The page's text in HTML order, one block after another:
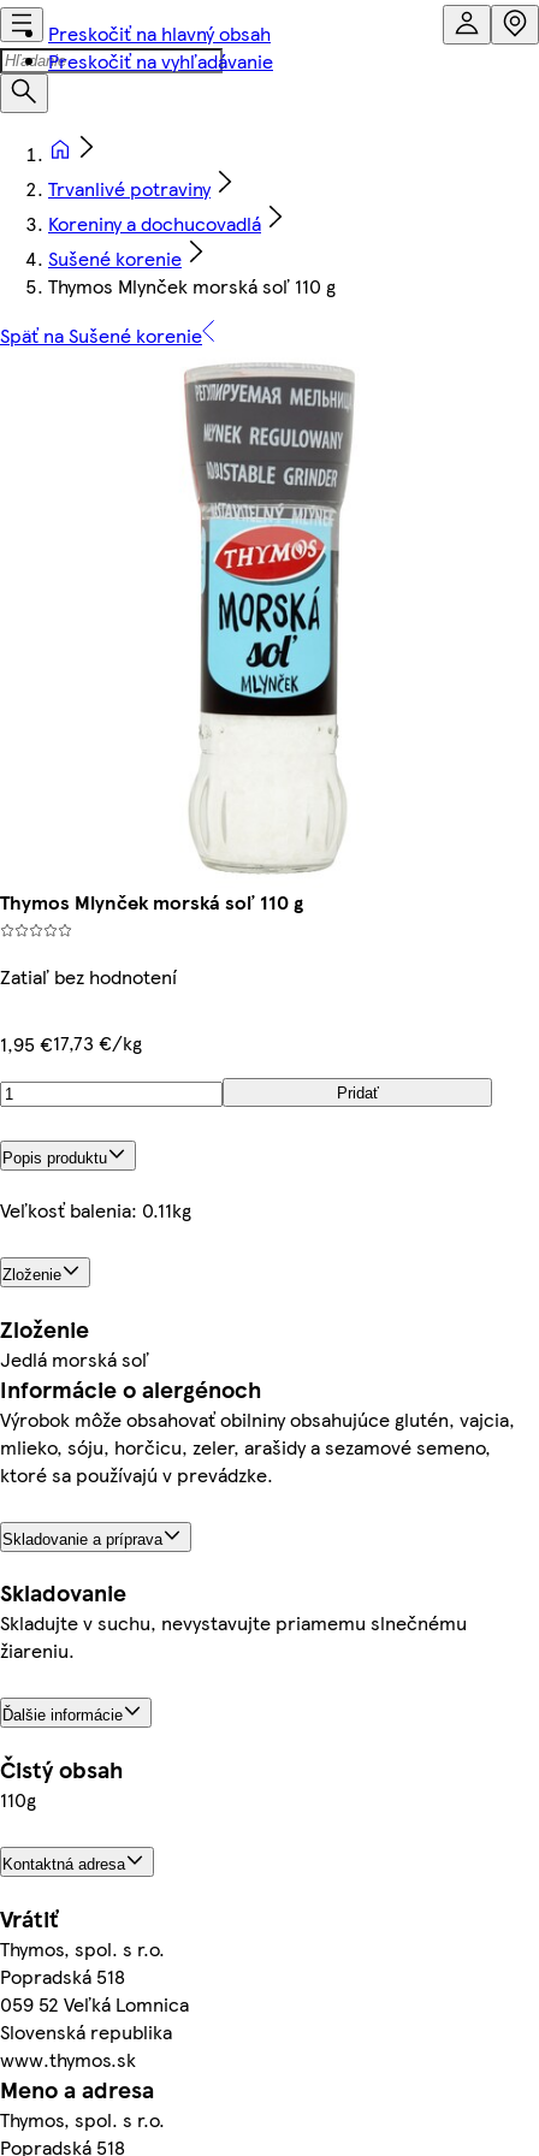
Preskočiť na hlavný obsah
Preskočiť na vyhľadávanie
Trvanlivé potraviny
Koreniny a dochucovadlá
Sušené korenie
Thymos Mlynček morská soľ 110 g
Späť na Sušené korenie
Thymos Mlynček morská soľ 110 g
Zatiaľ bez hodnotení
1,95 €17,73 €/kg
Pridať
Popis produktu
Veľkosť balenia: 0.11kg
Zloženie
Zloženie
Jedlá morská soľ
Informácie o alergénoch
Výrobok môže obsahovať obilniny obsahujúce glutén, vajcia,
mlieko, sóju, horčicu, zeler, arašidy a sezamové semeno,
ktoré sa používajú v prevádzke.
Skladovanie a príprava
Skladovanie
Skladujte v suchu, nevystavujte priamemu slnečnému
žiareniu.
Ďalšie informácie
Čistý obsah
110g
Kontaktná adresa
Vrátiť
Thymos, spol. s r.o.
Popradská 518
059 52 Veľká Lomnica
Slovenská republika
www.thymos.sk
Meno a adresa
Thymos, spol. s r.o.
Popradská 518